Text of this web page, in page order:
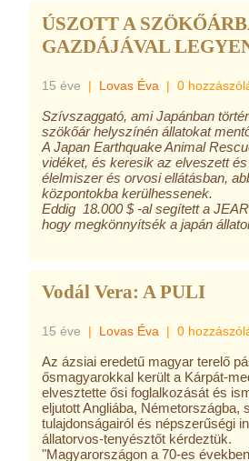
ÚSZOTT A
GAZDÁJÁVAL
15 éve | Lovas Éva | 0
Szívszaggató, ami Japánban
szökőár helyszínén állatokat
A Japan Earthquake Animal
vidéket, és keresik az elveszett
élelmiszer és orvosi ellátásban,
központokba kerülhessenek.
Eddig 18.000 $ -al segített a
hogy megkönnyítsék a japán
Vodál Vera: A PULI
15 éve | Lovas Éva | 0
Az ázsiai eredetű magyar terelő
ősmagyarokkal került a Kárpát-
elvesztette ősi foglalkozását és
eljutott Angliába, Németországba,
tulajdonságairól és népszerűségi
állatorvos-tenyésztőt kérdeztük.
"Magyarországon a 70-es